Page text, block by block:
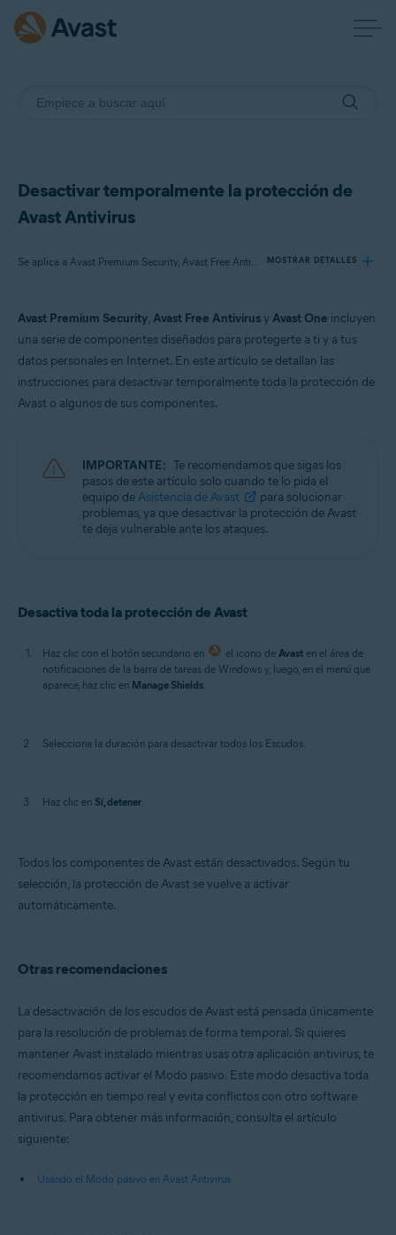
Desactivar temporalmente la protección de
Avast Antivirus
Se aplica a Avast Premium Security, Avast Free Antivirus, Avast One MOSTRAR DETALLES
Avast Free Antivirus
Avast One
Avast Premium Security, Avast Free Antivirusy Avast One incluyen
una serie de componentes diseñados para protegerte a ti y a tus
datos personales en Internet. En este artículo se detallan las
instrucciones para desactivar temporalmente toda la protección de
Avast o algunos de sus componentes.
IMPORTANTE: Te recomendamos que sigas los
pasos de este artículo solo cuando te lo pida el
equipo de Asistencia de Avast
para solucionar
problemas, ya que desactivar la protección de Avast
te deja vulnerable ante los ataques.
Desactiva toda la protección de Avast
Haz clic con el botón secundario en el icono deAvast en el área de
notificaciones de la barra de tareas de Windows y, luego, en el menú que
aparece, haz clic en Manage Shields.
Selecciona la duración para desactivar todos los Escudos.
Haz clic en Sí, detener.
Todos los componentes de Avast están desactivados. Según tu
selección, la protección de Avast se vuelve a activar
automáticamente.
Otras recomendaciones
La desactivación de los escudos de Avast está pensada únicamente
para la resolución de problemas de forma temporal. Si quieres
mantener Avast instalado mientras usas otra aplicación antivirus, te
recomendamos activar el Modo pasivo. Este modo desactiva toda
la protección en tiempo real y evita conflictos con otro software
antivirus. Para obtener más información, consulta el artículo
siguiente:
Usando el Modo pasivo en Avast Antivirus